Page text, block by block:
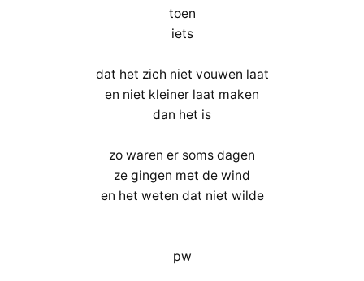
toen
iets
dat het zich niet vouwen laat
en niet kleiner laat maken
dan het is
zo waren er soms dagen
ze gingen met de wind
en het weten dat niet wilde
pw